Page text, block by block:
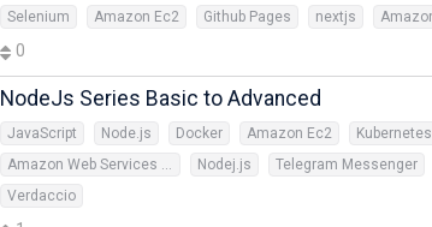
Selenium Amazon Ec2 Github Pages nextjs
0
NodeJs Series Basic to Advanced
JavaScript Node.js Docker Amazon Ec2 Kubernetes
Nodej.js Telegram Messenger
Verdaccio